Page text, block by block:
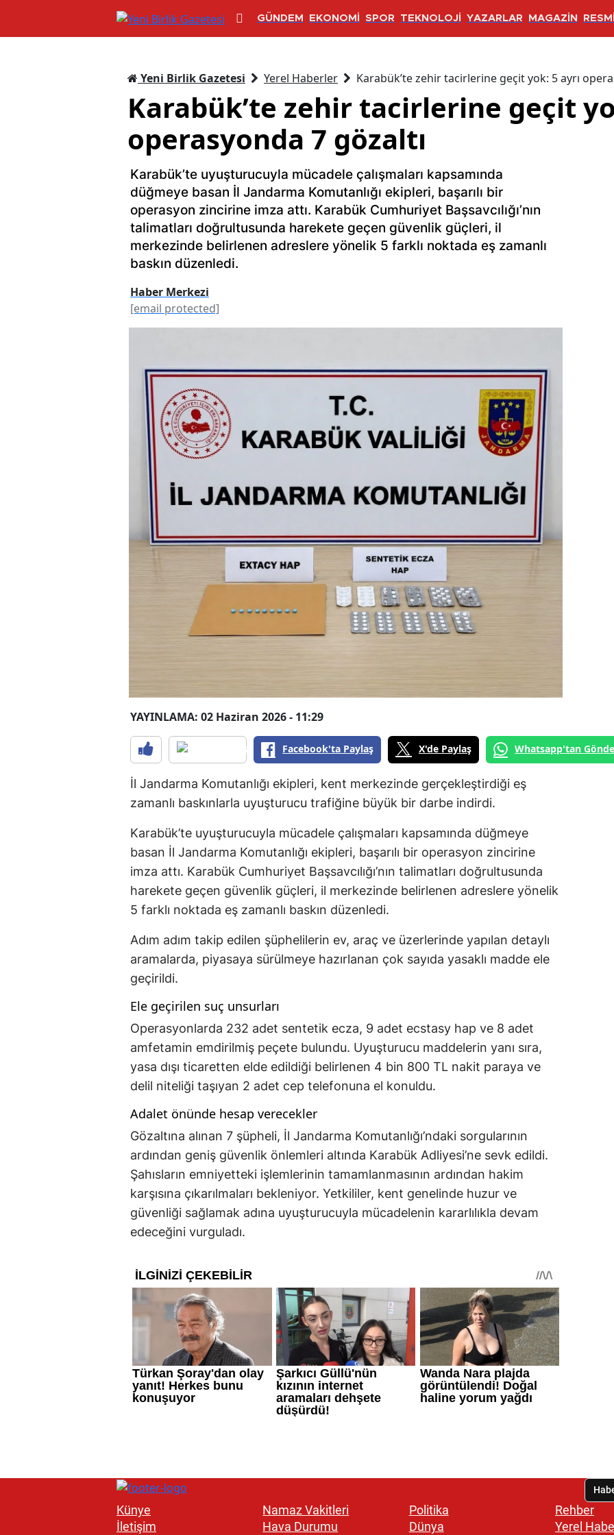
GÜNDEM EKONOMİ SPOR TEKNOLOJİ YAZARLAR MAGAZİN
Yeni Birlik Gazetesi Yerel Haberler Karabük’te zehir tacirlerine geçit yok: 5 ayrı
Karabük’te zehir tacirlerine geçit
operasyonda 7 gözaltı
Karabük’te uyuşturucuyla mücadele çalışmaları kapsamında
düğmeye basan İl Jandarma Komutanlığı ekipleri, başarılı bir
operasyon zincirine imza attı. Karabük Cumhuriyet Başsavcılığı’nın
talimatları doğrultusunda harekete geçen güvenlik güçleri, il
merkezinde belirlenen adreslere yönelik 5 farklı noktada eş zamanlı
baskın düzenledi.
Haber Merkezi
[email protected]
YAYINLAMA: 02 Haziran 2026 - 11:29
Facebook'ta Paylaş X'de Paylaş Whatsapp'tan
İl Jandarma Komutanlığı ekipleri, kent merkezinde gerçekleştirdiği eş
zamanlı baskınlarla uyuşturucu trafiğine büyük bir darbe indirdi.
Karabük’te uyuşturucuyla mücadele çalışmaları kapsamında düğmeye
basan İl Jandarma Komutanlığı ekipleri, başarılı bir operasyon zincirine
imza attı. Karabük Cumhuriyet Başsavcılığı’nın talimatları doğrultusunda
harekete geçen güvenlik güçleri, il merkezinde belirlenen adreslere yönelik
5 farklı noktada eş zamanlı baskın düzenledi.
Adım adım takip edilen şüphelilerin ev, araç ve üzerlerinde yapılan detaylı
aramalarda, piyasaya sürülmeye hazırlanan çok sayıda yasaklı madde ele
geçirildi.
Ele geçirilen suç unsurları
Operasyonlarda 232 adet sentetik ecza, 9 adet ecstasy hap ve 8 adet
amfetamin emdirilmiş peçete bulundu. Uyuşturucu maddelerin yanı sıra,
yasa dışı ticaretten elde edildiği belirlenen 4 bin 800 TL nakit paraya ve
delil niteliği taşıyan 2 adet cep telefonuna el konuldu.
Adalet önünde hesap verecekler
Gözaltına alınan 7 şüpheli, İl Jandarma Komutanlığı’ndaki sorgularının
ardından geniş güvenlik önlemleri altında Karabük Adliyesi’ne sevk edildi.
Şahısların emniyetteki işlemlerinin tamamlanmasının ardından hakim
karşısına çıkarılmaları bekleniyor. Yetkililer, kent genelinde huzur ve
güvenliği sağlamak adına uyuşturucuyla mücadelenin kararlılıkla devam
edeceğini vurguladı.
Künye
İletişim
Namaz Vakitleri
Hava Durumu
Politika
Dünya
Rehber
Yerel